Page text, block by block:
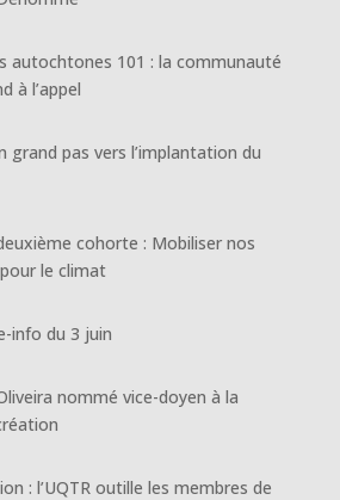
autochtones 101 : la communauté
à l’appel
grand pas vers l’implantation du
cohorte : Mobiliser nos
le climat
info du 3 juin
nommé vice-doyen à la
: l’UQTR outille les membres de